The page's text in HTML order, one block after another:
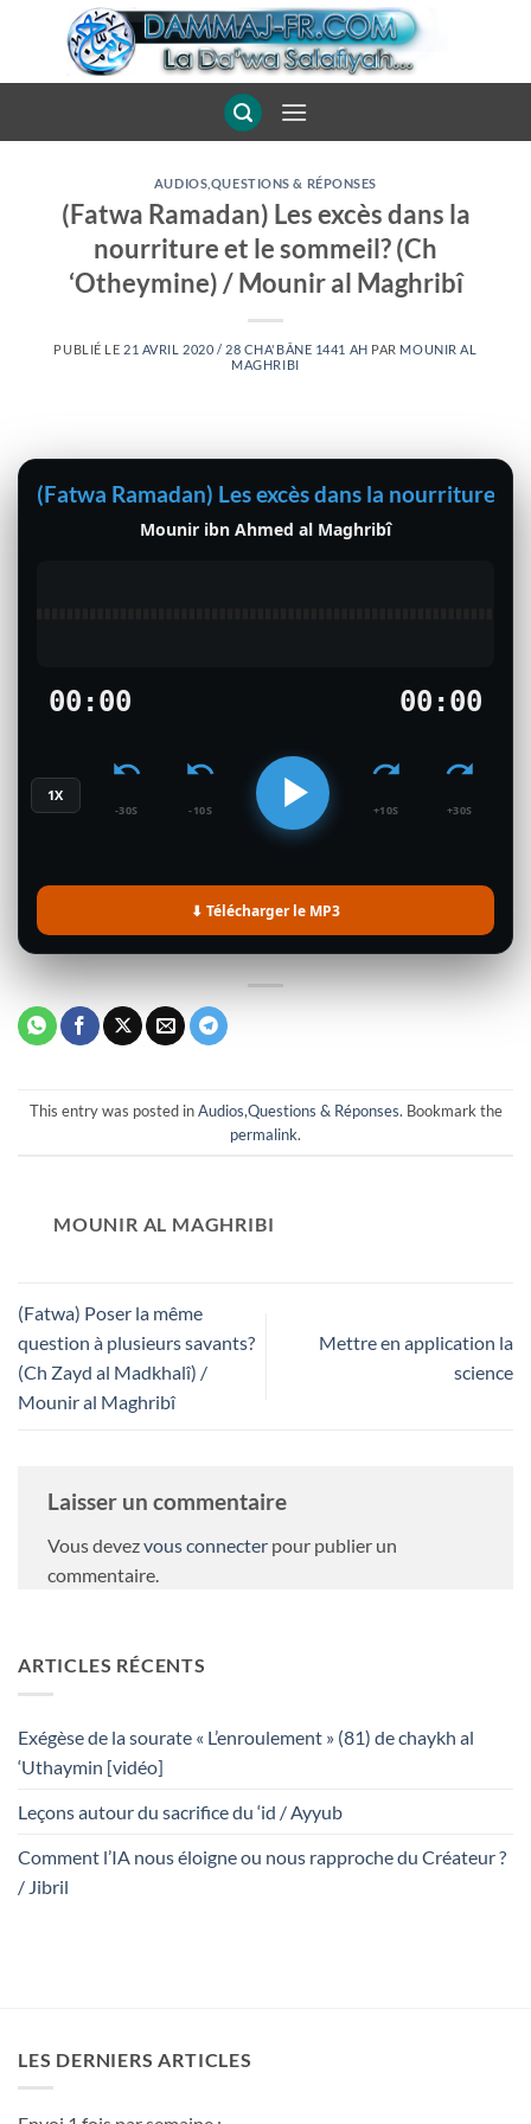
AUDIOS QUESTIONS & RÉPONSES
(Fatwa Ramadan) Les excès dans la
nourriture et le sommeil? (Ch
‘Otheymine) / Mounir al Maghribî
PUBLIÉ LE 21 AVRIL 2020 / 28 CHA'BÂNE 1441 AH PAR MOUNIR AL
MAGHRIBI
(Fatwa Ramadan) Les excès dans la nourriture
Mounir ibn Ahmed al Maghribî
00:00 00:00
1X
-30S -10S +10S +30S
⬇ Télécharger le MP3
This entry was posted inAudios,Questions & Réponses. Bookmark the
permalink.
MOUNIR AL MAGHRIBI
(Fatwa) Poser la même
question à plusieurs savants?
(Ch Zayd al Madkhalî) /
Mounir al Maghribî
Mettre en application la
science
Laisser un commentaire
Vous devezvous connecter pour publier un
commentaire.
ARTICLES RÉCENTS
Exégèse de la sourate « L’enroulement » (81) de chaykh al
‘Uthaymin [vidéo]
Leçons autour du sacrifice du ‘id / Ayyub
Comment l’IA nous éloigne ou nous rapproche du Créateur ?
/ Jibril
LES DERNIERS ARTICLES